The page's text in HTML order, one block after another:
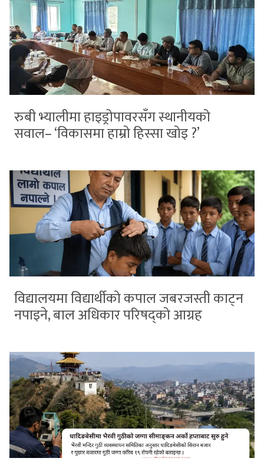
रुबी भ्यालीमा हाइड्रोपावरसँग स्थानीयको
सवाल– ‘विकासमा हाम्रो हिस्सा खोइ ?’
विद्यालयमा विद्यार्थीको कपाल जबरजस्ती काट्न
नपाइने, बाल अधिकार परिषद्को आग्रह